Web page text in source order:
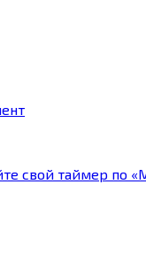
свой таймер по